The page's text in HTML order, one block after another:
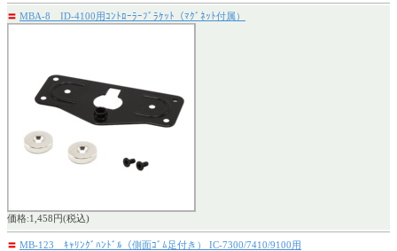
〓 MBA-8 ID-4100用ｺﾝﾄﾛｰﾗｰﾌﾞﾗｹｯﾄ（ﾏｸﾞﾈｯﾄ付属）
価格:1,458円(税込)
〓 MB-123 ｷｬﾘﾝｸﾞﾊﾝﾄﾞﾙ（側面ｺﾞﾑ足付き） IC-7300/7410/9100用